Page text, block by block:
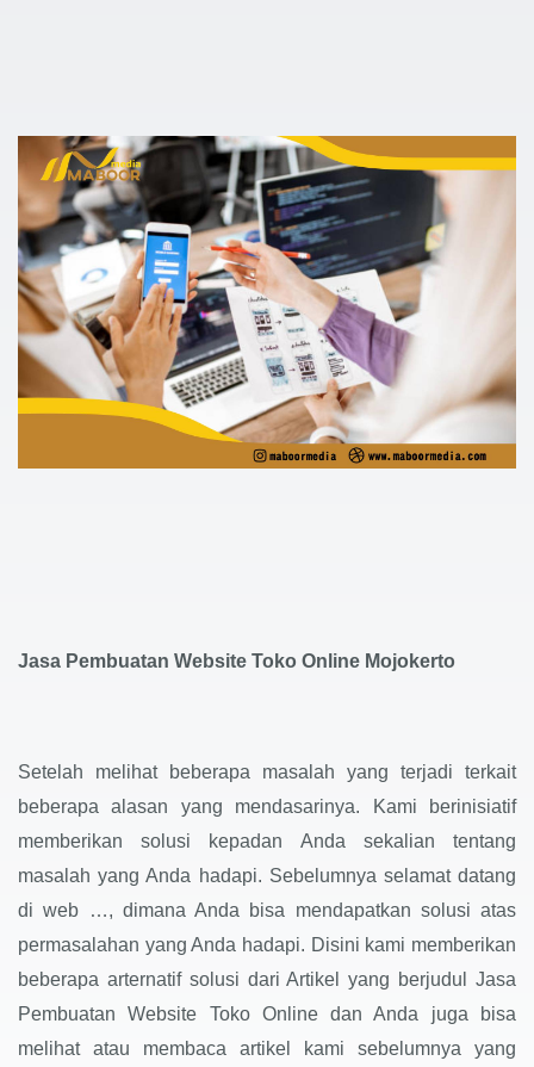
Jasa Pembuatan Website Toko Online Mojokerto
Setelah melihat beberapa masalah yang terjadi terkait
beberapa alasan yang mendasarinya. Kami berinisiatif
memberikan solusi kepadan Anda sekalian tentang
masalah yang Anda hadapi. Sebelumnya selamat datang
di web …, dimana Anda bisa mendapatkan solusi atas
permasalahan yang Anda hadapi. Disini kami memberikan
beberapa arternatif solusi dari Artikel yang berjudul Jasa
Pembuatan Website Toko Online dan Anda juga bisa
melihat atau membaca artikel kami sebelumnya yang